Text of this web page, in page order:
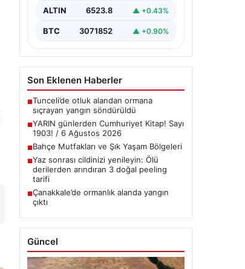
ALTIN 6523.8 ▲ +0.43%
BTC 3071852 ▲ +0.90%
Son Eklenen Haberler
■Tunceli’de otluk alandan ormana
sıçrayan yangın söndürüldü
■YARIN günlerden Cumhuriyet Kitap! Sayı
1903! / 6 Ağustos 2026
■Bahçe Mutfakları ve Şık Yaşam Bölgeleri
■Yaz sonrası cildinizi yenileyin: Ölü
derilerden arındıran 3 doğal peeling
tarifi
■Çanakkale’de ormanlık alanda yangın
çıktı
Güncel